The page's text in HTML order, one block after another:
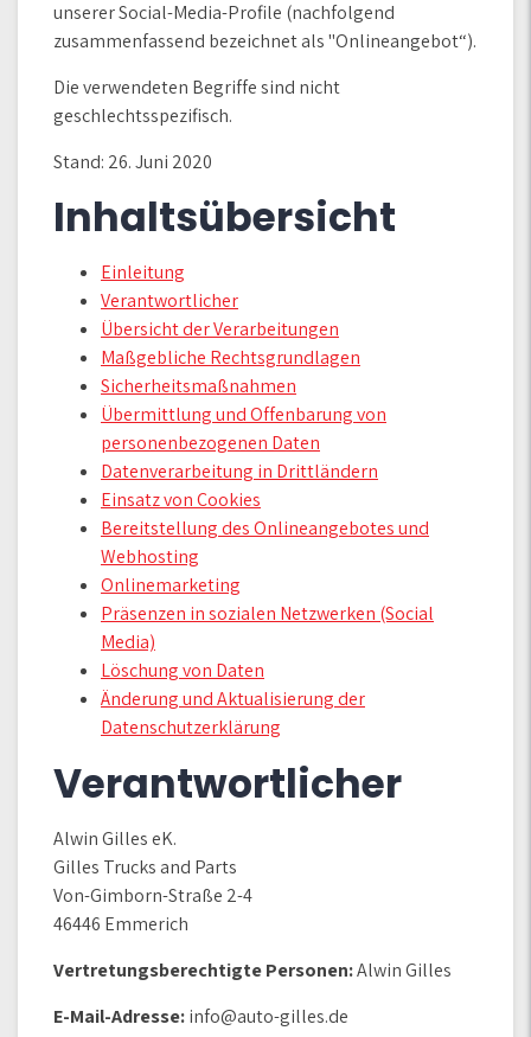
unserer Social-Media-Profile (nachfolgend
zusammenfassend bezeichnet als "Onlineangebot“).
Die verwendeten Begriffe sind nicht
geschlechtsspezifisch.
Stand: 26. Juni 2020
Inhaltsübersicht
Einleitung
Verantwortlicher
Übersicht der Verarbeitungen
Maßgebliche Rechtsgrundlagen
Sicherheitsmaßnahmen
Übermittlung und Offenbarung von
personenbezogenen Daten
Datenverarbeitung in Drittländern
Einsatz von Cookies
Bereitstellung des Onlineangebotes und
Webhosting
Onlinemarketing
Präsenzen in sozialen Netzwerken (Social
Media)
Löschung von Daten
Änderung und Aktualisierung der
Datenschutzerklärung
Verantwortlicher
Alwin Gilles eK.
Gilles Trucks and Parts
Von-Gimborn-Straße 2-4
46446 Emmerich
Vertretungsberechtigte Personen:Alwin Gilles
E-Mail-Adresse:info@auto-gilles.de